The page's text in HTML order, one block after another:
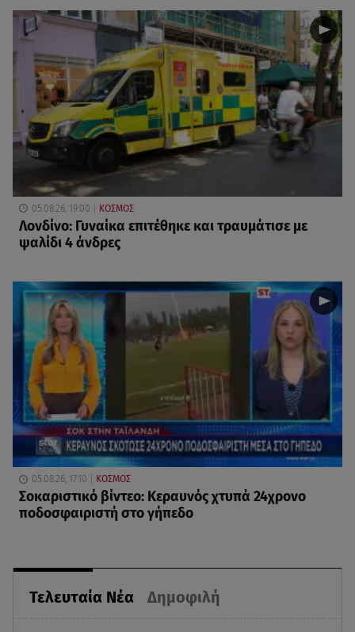
Τελευταία Νέα Δημοφιλή
05.08.26, 19:00 ΚΟΣΜΟΣ
Λονδίνο: Γυναίκα επιτέθηκε και τραυμάτισε με
ψαλίδι 4 άνδρες
05.08.26, 17:10 ΚΟΣΜΟΣ
Σοκαριστικό βίντεο: Κεραυνός χτυπά 24χρονο
ποδοσφαιριστή στο γήπεδο